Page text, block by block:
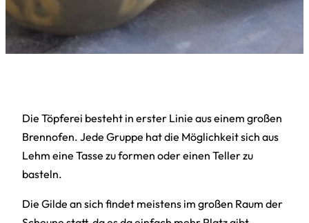
Die Töpferei besteht in erster Linie aus einem großen
Brennofen. Jede Gruppe hat die Möglichkeit sich aus
Lehm eine Tasse zu formen oder einen Teller zu
basteln.
Die Gilde an sich findet meistens im großen Raum der